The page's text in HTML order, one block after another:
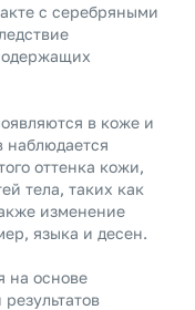
с серебряными
в коже и
наблюдается
оттенка кожи,
тела, таких как
изменение
языка и десен.
на основе